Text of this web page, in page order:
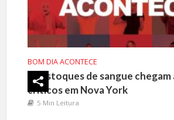
BOM DIA ACONTECE
Estoques de sangue chegam
críticos em Nova York
5 Min Leitura